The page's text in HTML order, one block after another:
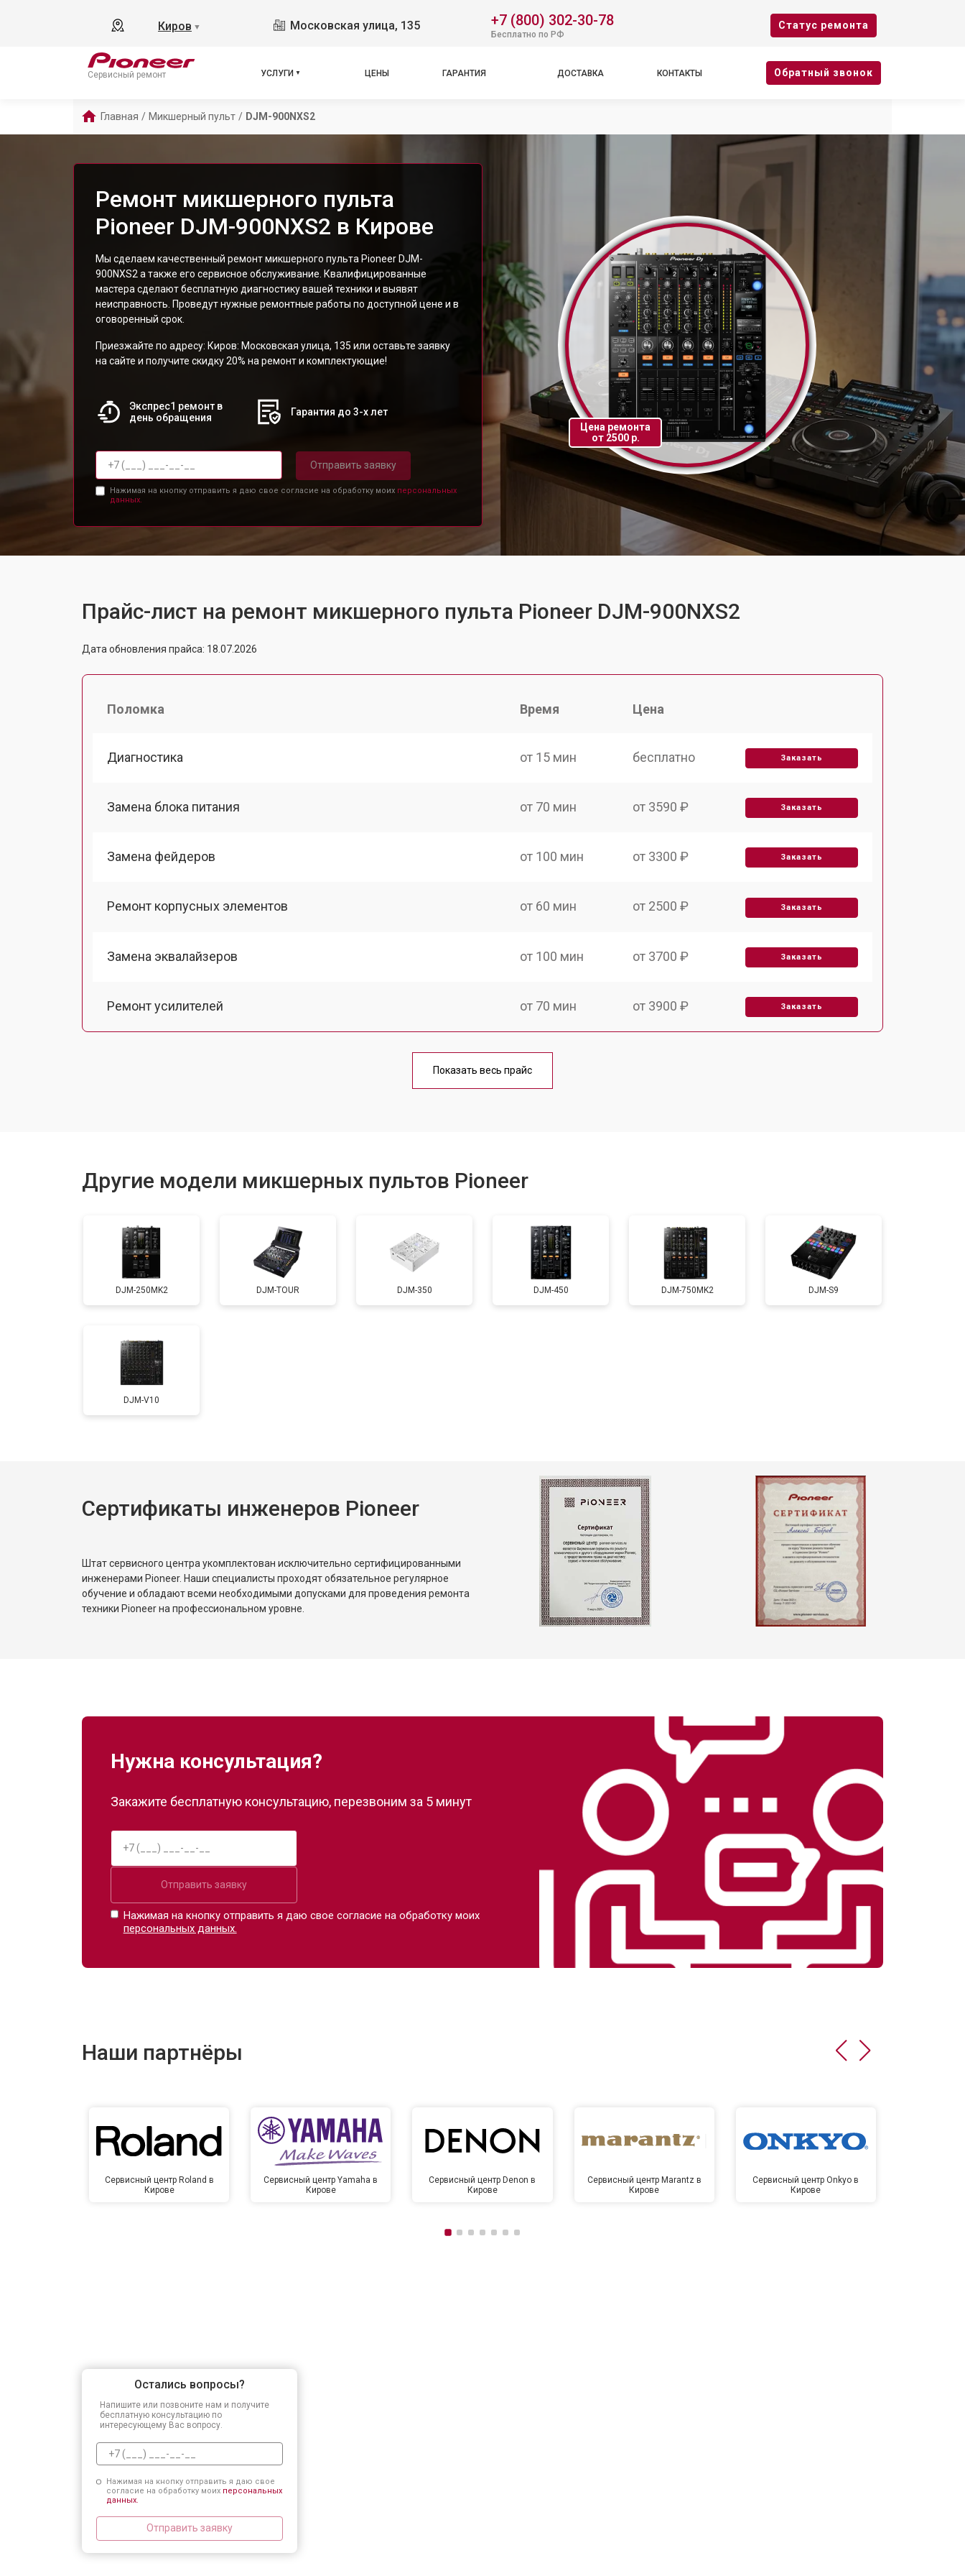
Киров ▼ Московская улица, 135 +7 (800) 302-30-78
Бесплатно по РФ
Cтатус ремонта
Сервисный ремонт УСЛУГИ ЦЕНЫ ГАРАНТИЯ ДОСТАВКА КОНТАКТЫ Oбратный звонок
Главная / Микшерный пульт / DJM-900NXS2
Ремонт микшерного пульта
Pioneer DJM-900NXS2 в Кирове
Мы сделаем качественный ремонт микшерного пульта Pioneer DJM-
900NXS2 а также его сервисное обслуживание. Квалифицированные
мастера сделают бесплатную диагностику вашей техники и выявят
неисправность. Проведут нужные ремонтные работы по доступной цене и в
оговоренный срок.
Приезжайте по адресу: Киров: Московская улица, 135 или оставьте заявку
на сайте и получите скидку 20% на ремонт и комплектующие!
Экспрес1 ремонт в
день обращения
Гарантия до 3-х лет
Отправить заявку
Нажимая на кнопку отправить я даю свое согласие на обработку моих персональных
данных.
Цена ремонта
от 2500 р.
Прайс-лист на ремонт микшерного пульта Pioneer DJM-900NXS2
Дата обновления прайса: 18.07.2026
Поломка Время Цена
Диагностика от 15 мин бесплатно Заказать
Замена блока питания от 70 мин от 3590 ₽ Заказать
Замена фейдеров от 100 мин от 3300 ₽ Заказать
Ремонт корпусных элементов от 60 мин от 2500 ₽ Заказать
Замена эквалайзеров от 100 мин от 3700 ₽ Заказать
Ремонт усилителей от 70 мин от 3900 ₽ Заказать
от 90 мин
Показать весь прайс
Другие модели микшерных пультов Pioneer
DJM-250MK2 DJM-TOUR DJM-350 DJM-450 DJM-750MK2 DJM-S9
DJM-V10
Сертификаты инженеров Pioneer
Штат сервисного центра укомплектован исключительно сертифицированными
инженерами Pioneer. Наши специалисты проходят обязательное регулярное
обучение и обладают всеми необходимыми допусками для проведения ремонта
техники Pioneer на профессиональном уровне.
Нужна консультация?
Закажите бесплатную консультацию, перезвоним за 5 минут
Отправить заявку
Нажимая на кнопку отправить я даю свое согласие на обработку моих
персональных данных.
Наши партнёры
Сервисный центр Roland в
Кирове
Сервисный центр Yamaha в
Кирове
Сервисный центр Denon в
Кирове
Сервисный центр Marantz в
Кирове
Сервисный центр Onkyo в
Кирове
Остались вопросы?
Напишите или позвоните нам и получите
бесплатную консультацию по
интересующему Вас вопросу.
Нажимая на кнопку отправить я даю свое
согласие на обработку моих персональных
данных.
Отправить заявку